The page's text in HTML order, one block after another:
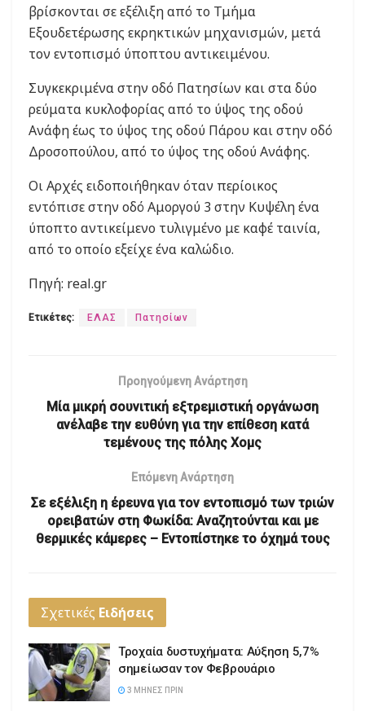
βρίσκονται σε εξέλιξη από το Τμήμα
Εξουδετέρωσης εκρηκτικών μηχανισμών, μετά
τον εντοπισμό ύποπτου αντικειμένου.
Συγκεκριμένα στην οδό Πατησίων και στα δύο
ρεύματα κυκλοφορίας από το ύψος της οδού
Ανάφη έως το ύψος της οδού Πάρου και στην οδό
Δροσοπούλου, από το ύψος της οδού Ανάφης.
Οι Αρχές ειδοποιήθηκαν όταν περίοικος
εντόπισε στην οδό Αμοργού 3 στην Κυψέλη ένα
ύποπτο αντικείμενο τυλιγμένο με καφέ ταινία,
από το οποίο εξείχε ένα καλώδιο.
Πηγή: real.gr
Ετικέτες: ΕΛΑΣ Πατησίων
Προηγούμενη Ανάρτηση
Μία μικρή σουνιτική εξτρεμιστική οργάνωση
ανέλαβε την ευθύνη για την επίθεση κατά
τεμένους της πόλης Χομς
Επόμενη Ανάρτηση
Σε εξέλιξη η έρευνα για τον εντοπισμό των τριών
ορειβατών στη Φωκίδα: Αναζητούνται και με
θερμικές κάμερες – Εντοπίστηκε το όχημά τους
Σχετικές Ειδήσεις
Τροχαία δυστυχήματα: Αύξηση 5,7%
σημείωσαν τον Φεβρουάριο
3 ΜΉΝΕΣ ΠΡΙΝ